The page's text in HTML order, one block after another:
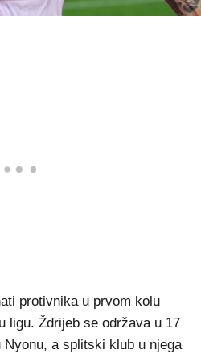
protivnika u prvom kolu
ligu. Ždrijeb se održava u 17
a splitski klub u njega